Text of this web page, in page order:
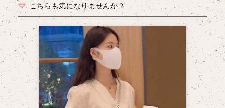
こちらも気になりませんか？